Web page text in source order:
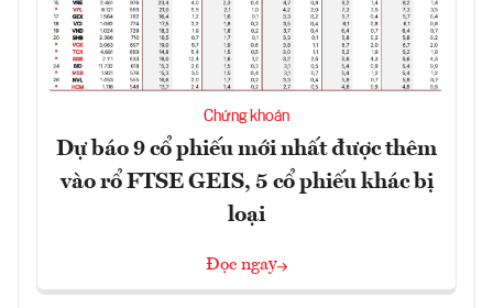
Chứng khoán
Dự báo 9 cổ phiếu mới nhất được thêm
vào rổ FTSE GEIS, 5 cổ phiếu khác bị
loại
Đọc ngay